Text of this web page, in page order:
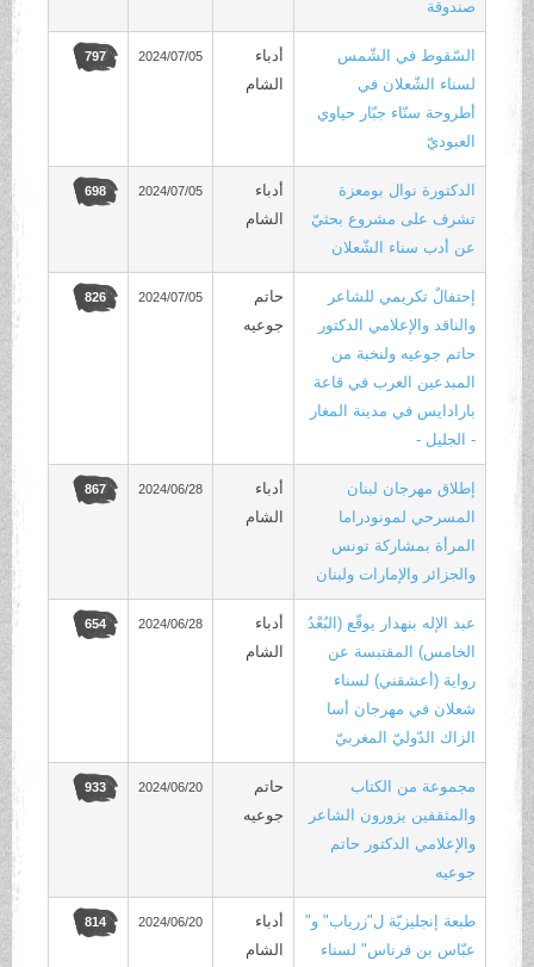
صندوقة
السّقوط في الشّمس
لسناء الشّعلان في
أطروحة سنّاء جبّار حياوي
العبوديّ
أدباء
الشام
2024/07/05
797
الدكتورة نوال بومعزة
تشرف على مشروع بحثيّ
عن أدب سناء الشّعلان
أدباء
الشام
2024/07/05
698
إحتفالٌ تكريمي للشاعر
والناقد والإعلامي الدكتور
حاتم جوعيه ولنخبة من
المبدعين العرب في قاعة
بارادايس في مدينة المغار
- الجليل -
حاتم
جوعيه
2024/07/05
826
إطلاق مهرجان لبنان
المسرحي لمونودراما
المرأة بمشاركة تونس
والجزائر والإمارات ولبنان
أدباء
الشام
2024/06/28
867
عبد الإله بنهدار يوقّع (البُعْدُ
الخامس) المقتبسة عن
رواية (أعشقني) لسناء
شعلان في مهرجان أسا
الزاك الدّوليّ المغربيّ
أدباء
الشام
2024/06/28
654
مجموعة من الكتاب
والمثقفين يزورون الشاعر
والإعلامي الدكتور حاتم
جوعيه
حاتم
جوعيه
2024/06/20
933
طبعة إنجليزيّة ل"زرياب" و"
عبّاس بن فرناس" لسناء
أدباء
الشام
2024/06/20
814